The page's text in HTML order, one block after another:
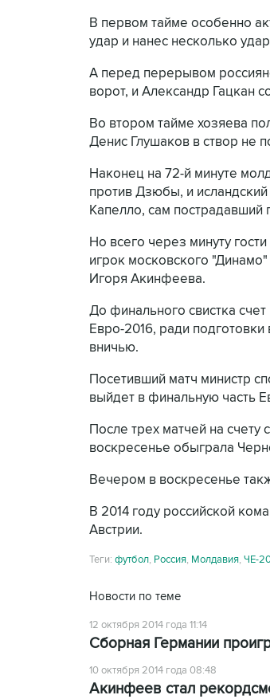
В первом тайме особенно
удар и нанес несколько
А перед перерывом
ворот, и Александр Гацкан
Во втором тайме хозяева
Денис Глушаков в створ не
Наконец на 72-й минуте
против Дзюбы, и
Капелло, сам пострадавший
Но всего через минуту
игрок московского
Игоря Акинфеева.
До финального свистка
Евро-2016, ради
вничью.
Посетивший матч министр
выйдет в финальную часть
После трех матчей на счету
воскресенье обыграла
Вечером в воскресенье
В 2014 году российской
Австрии.
Теги: футбол, Россия, Молдавия, ЧЕ-
Новости по теме
12 октября 2014 года 11:14
Сборная Германии
10 октября 2014 года 08:48
Акинфеев стал